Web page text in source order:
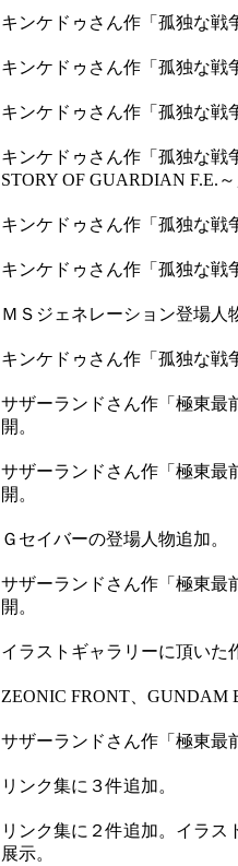
キンケドゥさん作「孤独な戦
キンケドゥさん作「孤独な戦
キンケドゥさん作「孤独な戦
キンケドゥさん作「孤独な戦
STORY OF GUARDIAN F.E.
キンケドゥさん作「孤独な戦
キンケドゥさん作「孤独な戦
ＭＳジェネレーション登場人
キンケドゥさん作「孤独な戦
サザーランドさん作「極東最
開。
サザーランドさん作「極東最
開。
Ｇセイバーの登場人物追加。
サザーランドさん作「極東最
開。
イラストギャラリーに頂いた
ZEONIC FRONT、GUNDAM
サザーランドさん作「極東最
リンク集に３件追加。
リンク集に２件追加。イラ
展示。